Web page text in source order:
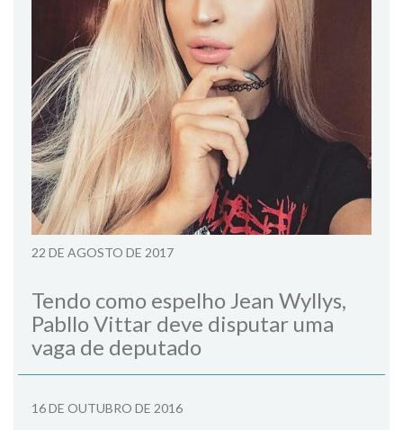
22 DE AGOSTO DE 2017
Tendo como espelho Jean Wyllys,
Pabllo Vittar deve disputar uma
vaga de deputado
16 DE OUTUBRO DE 2016